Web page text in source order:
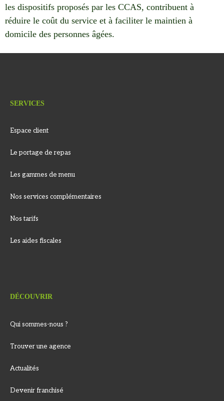
les dispositifs proposés par les CCAS, contribuent à
réduire le coût du service et à faciliter le maintien à
domicile des personnes âgées.
SERVICES
Espace client
Le portage de repas
Les gammes de menu
Nos services complémentaires
Nos tarifs
Les aides fiscales
DÉCOUVRIR
Qui sommes-nous ?
Trouver une agence
Actualités
Devenir franchisé